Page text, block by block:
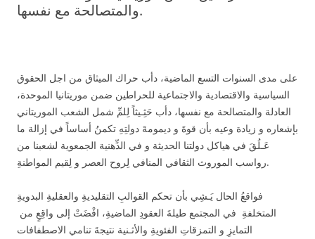
والمتصالحة مع نفسها.
على مدى السنوات التسع الماضية، دأب حراك الميثاق من اجل الحقوق
السياسية والاقتصادية والاجتماعية للحراطين ضمن موريتانيا الموحدة،
العادلة والمتصالحة مع نفسها، دأب حَثِـيثاً لِلمِّ شمل الشعب الموريتاني
بإشعاره و زيادة وعيه بأن قوةَ و ديمومةَ دولتِهِ تكمنُ أساساً في إزالة ما
عَـلُقَ في هياكل دولتنا الحديثة و في الذِّهنية الجمعوية لشعبنا من
رواسب الموروث الثقافي المنافي لِروح العصر و لِقيم المواطنةِ.
فواقعُ الحال يَـشِي بأن تحكم القوالبِ التقليديةِ والعقليةِ البدويةِ
المتخلفةِ في المجتمع طيلةَ العقودِ الماضيةِ، افْضَتْ إلى واقِعٍ من
التمايزِ و التمزقاتِ الفئويةِ والأثـنية نتيجةَ تنامي الاصطفافات